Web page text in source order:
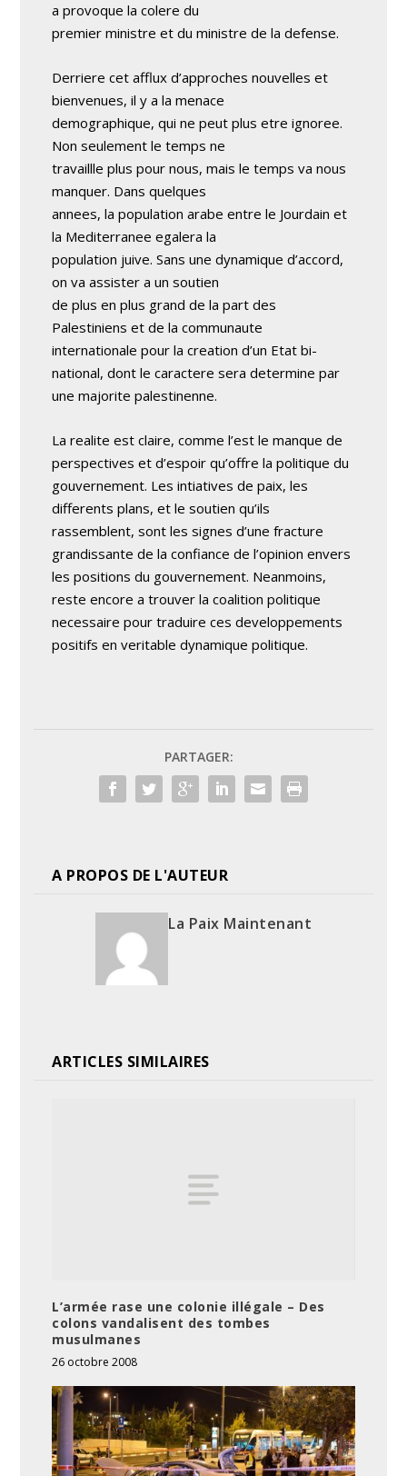
a provoque la colere du
premier ministre et du ministre de la defense.
Derriere cet afflux d’approches nouvelles et
bienvenues, il y a la menace
demographique, qui ne peut plus etre ignoree.
Non seulement le temps ne
travaillle plus pour nous, mais le temps va nous
manquer. Dans quelques
annees, la population arabe entre le Jourdain et
la Mediterranee egalera la
population juive. Sans une dynamique d’accord,
on va assister a un soutien
de plus en plus grand de la part des
Palestiniens et de la communaute
internationale pour la creation d’un Etat bi-
national, dont le caractere sera determine par
une majorite palestinenne.
La realite est claire, comme l’est le manque de
perspectives et d’espoir qu’offre la politique du
gouvernement. Les intiatives de paix, les
differents plans, et le soutien qu’ils
rassemblent, sont les signes d’une fracture
grandissante de la confiance de l’opinion envers
les positions du gouvernement. Neanmoins,
reste encore a trouver la coalition politique
necessaire pour traduire ces developpements
positifs en veritable dynamique politique.
PARTAGER:
A PROPOS DE L'AUTEUR
La Paix Maintenant
ARTICLES SIMILAIRES
L’armée rase une colonie illégale – Des
colons vandalisent des tombes
musulmanes
26 octobre 2008